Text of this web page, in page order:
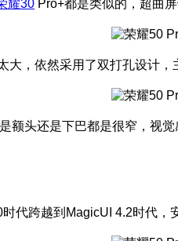
耀30 Pro+都是类似的，超曲
，依然采用了双打孔设计
额头还是下巴都是很窄，视
代跨越到MagicUI 4.2时代，